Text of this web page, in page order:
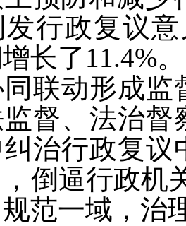
行政复议
长了11.4%。
同联动形成
督、法治督
治行政复
倒逼行政机
范一域，治